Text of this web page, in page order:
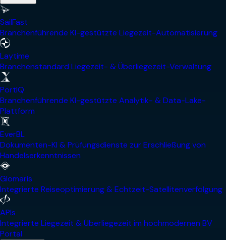
SailFast
Branchenführende KI-gestützte Liegezeit-Automatisierung
Laytime
Branchenstandard Liegezeit- & Überliegezeit-Verwaltung
PortIQ
Branchenführende KI-gestützte Analytik- & Data-Lake-
Plattform
EverBL
Dokumenten-KI & Prüfungsdienste zur Erschließung von
Handelserkenntnissen
Glomaris
Integrierte Reiseoptimierung & Echtzeit-Satellitenverfolgung
APIs
Integrierte Liegezeit & Überliegezeit im hochmodernen BV
Portal